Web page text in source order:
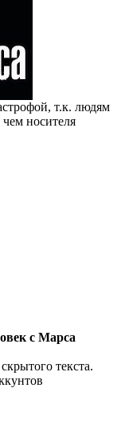
т.к. людям
носителя
с Марса
текста.